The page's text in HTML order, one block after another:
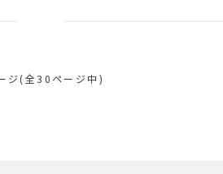
ジ(全30ページ中)